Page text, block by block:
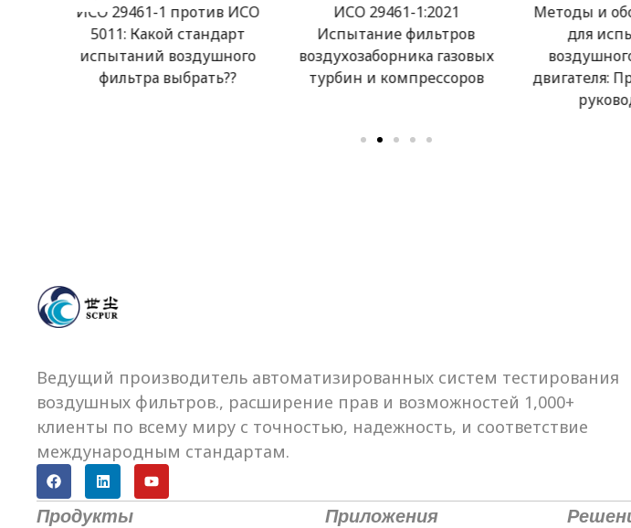
ИСО 29461-1 против ИСО
5011: Какой стандарт
испытаний воздушного
фильтра выбрать??
ИСО 29461-1:2021
Испытание фильтров
воздухозаборника газовых
турбин и компрессоров
Методы и
для
двигателя:
Ведущий производитель автоматизированных систем тестирования
воздушных фильтров., расширение прав и возможностей 1,000+
клиенты по всему миру с точностью, надежность, и соответствие
международным стандартам.
Продукты Приложения